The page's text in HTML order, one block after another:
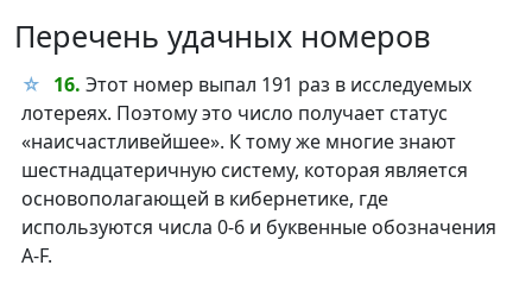
Перечень удачных номеров
16. Этот номер выпал 191 раз в исследуемых
лотереях. Поэтому это число получает статус
«наисчастливейшее». К тому же многие знают
шестнадцатеричную систему, которая является
основополагающей в кибернетике, где
используются числа 0-6 и буквенные обозначения
A-F.